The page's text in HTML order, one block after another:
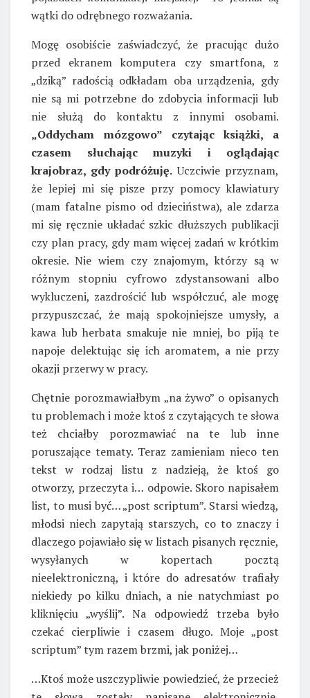
wątki do odrębnego rozważania.
Mogę osobiście zaświadczyć, że pracując dużo
przed ekranem komputera czy smartfona, z
„dziką” radością odkładam oba urządzenia, gdy
nie są mi potrzebne do zdobycia informacji lub
nie służą do kontaktu z innymi osobami.
„Oddycham mózgowo” czytając książki, a
czasem słuchając muzyki i oglądając
krajobraz, gdy podróżuję. Uczciwie przyznam,
że lepiej mi się pisze przy pomocy klawiatury
(mam fatalne pismo od dzieciństwa), ale zdarza
mi się ręcznie układać szkic dłuższych publikacji
czy plan pracy, gdy mam więcej zadań w krótkim
okresie. Nie wiem czy znajomym, którzy są w
różnym stopniu cyfrowo zdystansowani albo
wykluczeni, zazdrościć lub współczuć, ale mogę
przypuszczać, że mają spokojniejsze umysły, a
kawa lub herbata smakuje nie mniej, bo piją te
napoje delektując się ich aromatem, a nie przy
okazji przerwy w pracy.
Chętnie porozmawiałbym „na żywo” o opisanych
tu problemach i może ktoś z czytających te słowa
też chciałby porozmawiać na te lub inne
poruszające tematy. Teraz zamieniam nieco ten
tekst w rodzaj listu z nadzieją, że ktoś go
otworzy, przeczyta i… odpowie. Skoro napisałem
list, to musi być… „post scriptum”. Starsi wiedzą,
młodsi niech zapytają starszych, co to znaczy i
dlaczego pojawiało się w listach pisanych ręcznie,
wysyłanych w kopertach pocztą
nieelektroniczną, i które do adresatów trafiały
niekiedy po kilku dniach, a nie natychmiast po
kliknięciu „wyślij”. Na odpowiedź trzeba było
czekać cierpliwie i czasem długo. Moje „post
scriptum” tym razem brzmi, jak poniżej…
…Ktoś może uszczypliwie powiedzieć, że przecież